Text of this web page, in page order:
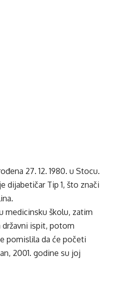
27. 12. 1980. u Stocu.
dijabetičar Tip 1, što znači
medicinsku školu, zatim
državni ispit, potom
pomislila da će početi
2001. godine su joj